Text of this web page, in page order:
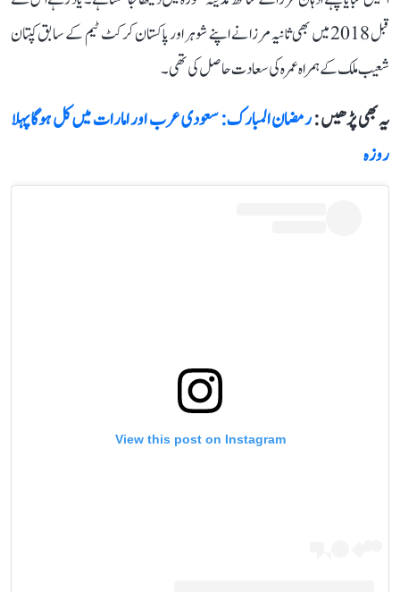
قبل 2018 میں بھی ثانیہ مرزا نے اپنے شوہر اور پاکستان کرکٹ ٹیم کے سابق کپتان
شعیب ملک کے ہمراہ عمرہ کی سعادت حاصل کی تھی۔
یہ بھی پڑھیں :رمضان المبارک: سعودی عرب اور امارات میں کل ہوگا پہلا
روزہ
View this post on Instagram